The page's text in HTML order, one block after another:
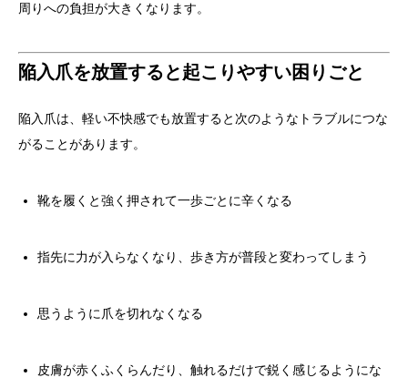
周りへの負担が大きくなります。
陥入爪を放置すると起こりやすい困りごと
陥入爪は、軽い不快感でも放置すると次のようなトラブルにつな
がることがあります。
靴を履くと強く押されて一歩ごとに辛くなる
指先に力が入らなくなり、歩き方が普段と変わってしまう
思うように爪を切れなくなる
皮膚が赤くふくらんだり、触れるだけで鋭く感じるようにな